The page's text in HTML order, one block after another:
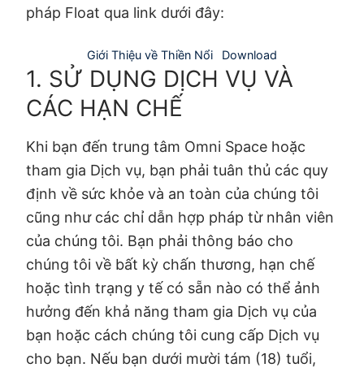
pháp Float qua link dưới đây:
Giới Thiệu về Thiền Nổi Download
1. SỬ DỤNG DỊCH VỤ VÀ
CÁC HẠN CHẾ
Khi bạn đến trung tâm Omni Space hoặc
tham gia Dịch vụ, bạn phải tuân thủ các quy
định về sức khỏe và an toàn của chúng tôi
cũng như các chỉ dẫn hợp pháp từ nhân viên
của chúng tôi. Bạn phải thông báo cho
chúng tôi về bất kỳ chấn thương, hạn chế
hoặc tình trạng y tế có sẵn nào có thể ảnh
hưởng đến khả năng tham gia Dịch vụ của
bạn hoặc cách chúng tôi cung cấp Dịch vụ
cho bạn. Nếu bạn dưới mười tám (18) tuổi,